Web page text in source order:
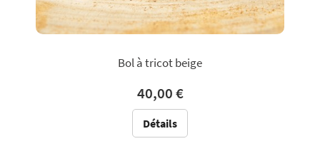
Bol à tricot beige
40,00 €
Détails